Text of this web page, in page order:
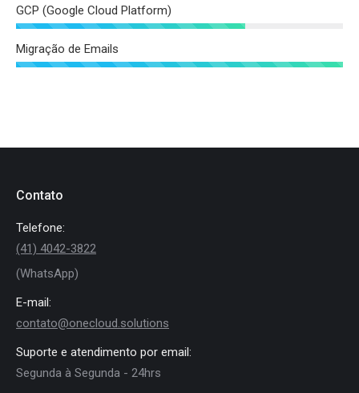
GCP (Google Cloud Platform)
Migração de Emails
Contato
Telefone:
(41) 4042-3822
(WhatsApp)
E-mail:
contato@onecloud.solutions
Suporte e atendimento por email:
Segunda à Segunda - 24hrs